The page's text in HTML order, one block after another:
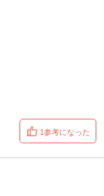
1参考になった